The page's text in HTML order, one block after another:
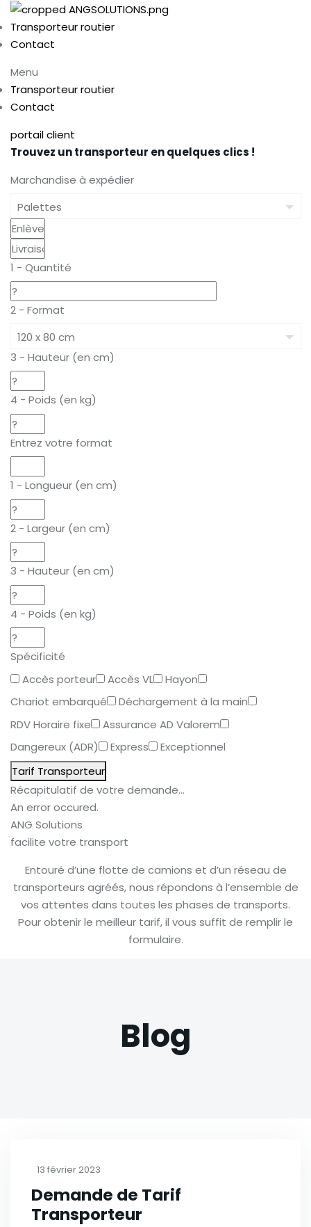
Transporteur routier
Contact
Menu
Transporteur routier
Contact
portail client
Trouvez un transporteur en quelques clics !
Marchandise à expédier
1 - Quantité
2 - Format
3 - Hauteur (en cm)
4 - Poids (en kg)
Entrez votre format
1 - Longueur (en cm)
2 - Largeur (en cm)
3 - Hauteur (en cm)
4 - Poids (en kg)
Spécificité
Accès porteur
Accès VL
Hayon
Chariot embarqué
Déchargement à la main
RDV Horaire fixe
Assurance AD Valorem
Dangereux (ADR)
Express
Exceptionnel
Tarif Transporteur
Récapitulatif de votre demande...
An error occured.
ANG Solutions
facilite votre transport
Entouré d’une flotte de camions et d’un réseau de
transporteurs agréés, nous répondons à l’ensemble de
vos attentes dans toutes les phases de transports.
Pour obtenir le meilleur tarif, il vous suffit de remplir le
formulaire.
Blog
13 février 2023
Demande de Tarif
Transporteur